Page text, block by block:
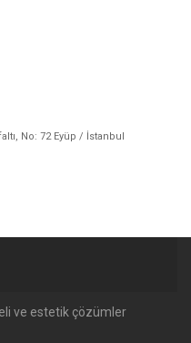
No: 72 Eyüp / İstanbul
ve estetik çözümler